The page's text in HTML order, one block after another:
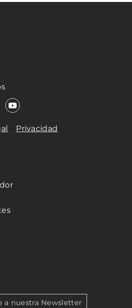
– Privacidad
a nuestra Newsletter